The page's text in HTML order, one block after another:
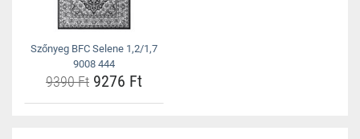
Szőnyeg BFC Selene 1,2/1,7
9008 444
9390 Ft 9276 Ft